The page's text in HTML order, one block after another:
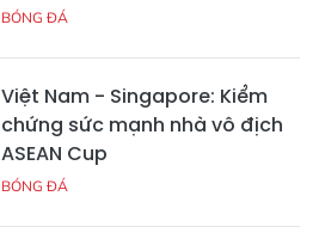
BÓNG ĐÁ
Việt Nam - Singapore: Kiểm
chứng sức mạnh nhà vô địch
ASEAN Cup
BÓNG ĐÁ